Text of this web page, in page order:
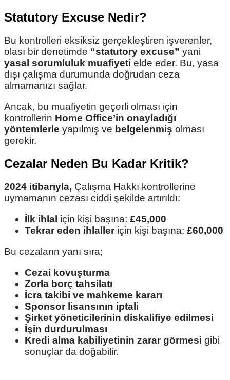
Statutory Excuse Nedir?
Bu kontrolleri eksiksiz gerçekleştiren işverenler,
olası bir denetimde “statutory excuse” yani
yasal sorumluluk muafiyeti elde eder. Bu, yasa
dışı çalışma durumunda doğrudan ceza
almamanızı sağlar.
Ancak, bu muafiyetin geçerli olması için
kontrollerin Home Office’in onayladığı
yöntemlerle yapılmış ve belgelenmiş olması
gerekir.
Cezalar Neden Bu Kadar Kritik?
2024 itibarıyla, Çalışma Hakkı kontrollerine
uymamanın cezası ciddi şekilde artırıldı:
İlk ihlal için kişi başına: £45,000
Tekrar eden ihlalleriçin kişi başına: £60,000
Bu cezaların yanı sıra;
Cezai kovuşturma
Zorla borç tahsilatı
İcra takibi ve mahkeme kararı
Sponsor lisansının iptali
Şirket yöneticilerinin diskalifiye edilmesi
İşin durdurulması
Kredi alma kabiliyetinin zarar görmesi gibi
sonuçlar da doğabilir.